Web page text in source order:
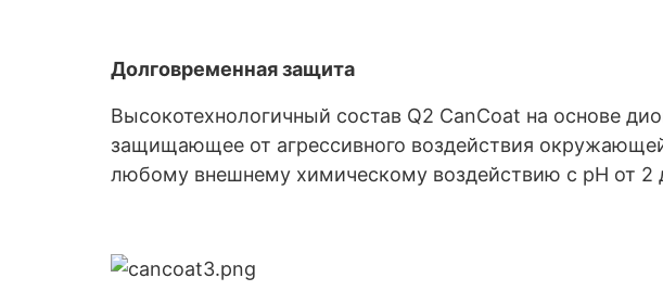
Долговременная защита
Высокотехнологичный состав Q2 CanCoat на основе
защищающее от агрессивного воздействия
любому внешнему химическому ‎воздействию с рН от 2